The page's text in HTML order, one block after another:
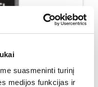
suasmeninti turinį
medijos funkcijas ir